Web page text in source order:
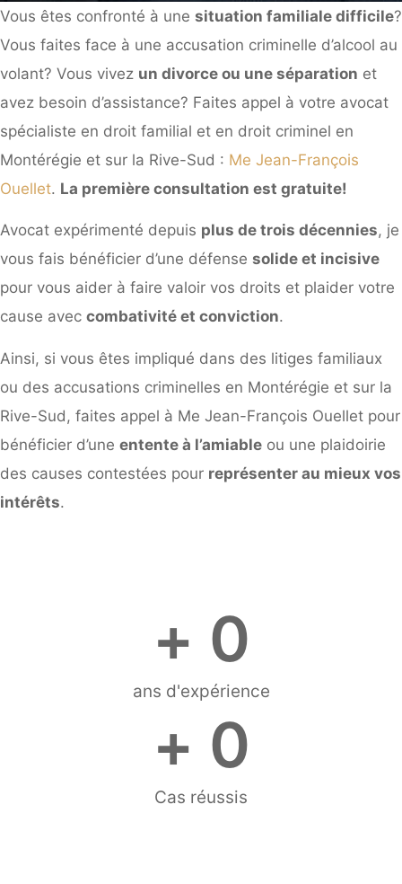
Vous êtes confronté à une situation familiale difficile?
Vous faites face à une accusation criminelle d’alcool au
volant? Vous vivez un divorce ou une séparation et
avez besoin d’assistance? Faites appel à votre avocat
spécialiste en droit familial et en droit criminel en
Montérégie et sur la Rive-Sud : Me Jean-François
Ouellet. La première consultation est gratuite!
Avocat expérimenté depuis plus de trois décennies, je
vous fais bénéficier d’une défense solide et incisive
pour vous aider à faire valoir vos droits et plaider votre
cause avec combativité et conviction.
Ainsi, si vous êtes impliqué dans des litiges familiaux
ou des accusations criminelles en Montérégie et sur la
Rive-Sud, faites appel à Me Jean-François Ouellet pour
bénéficier d’une entente à l’amiable ou une plaidoirie
des causes contestées pour représenter au mieux vos
intérêts.
ans d'expérience
+ 0
Cas réussis
+ 0